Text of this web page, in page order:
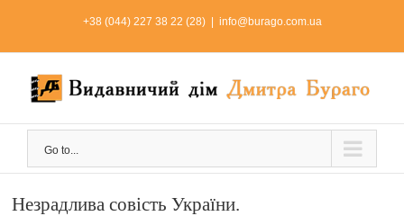
+38 (044) 227 38 22 (28) info@burago.com.ua
Go to...
Незрадлива совість України.